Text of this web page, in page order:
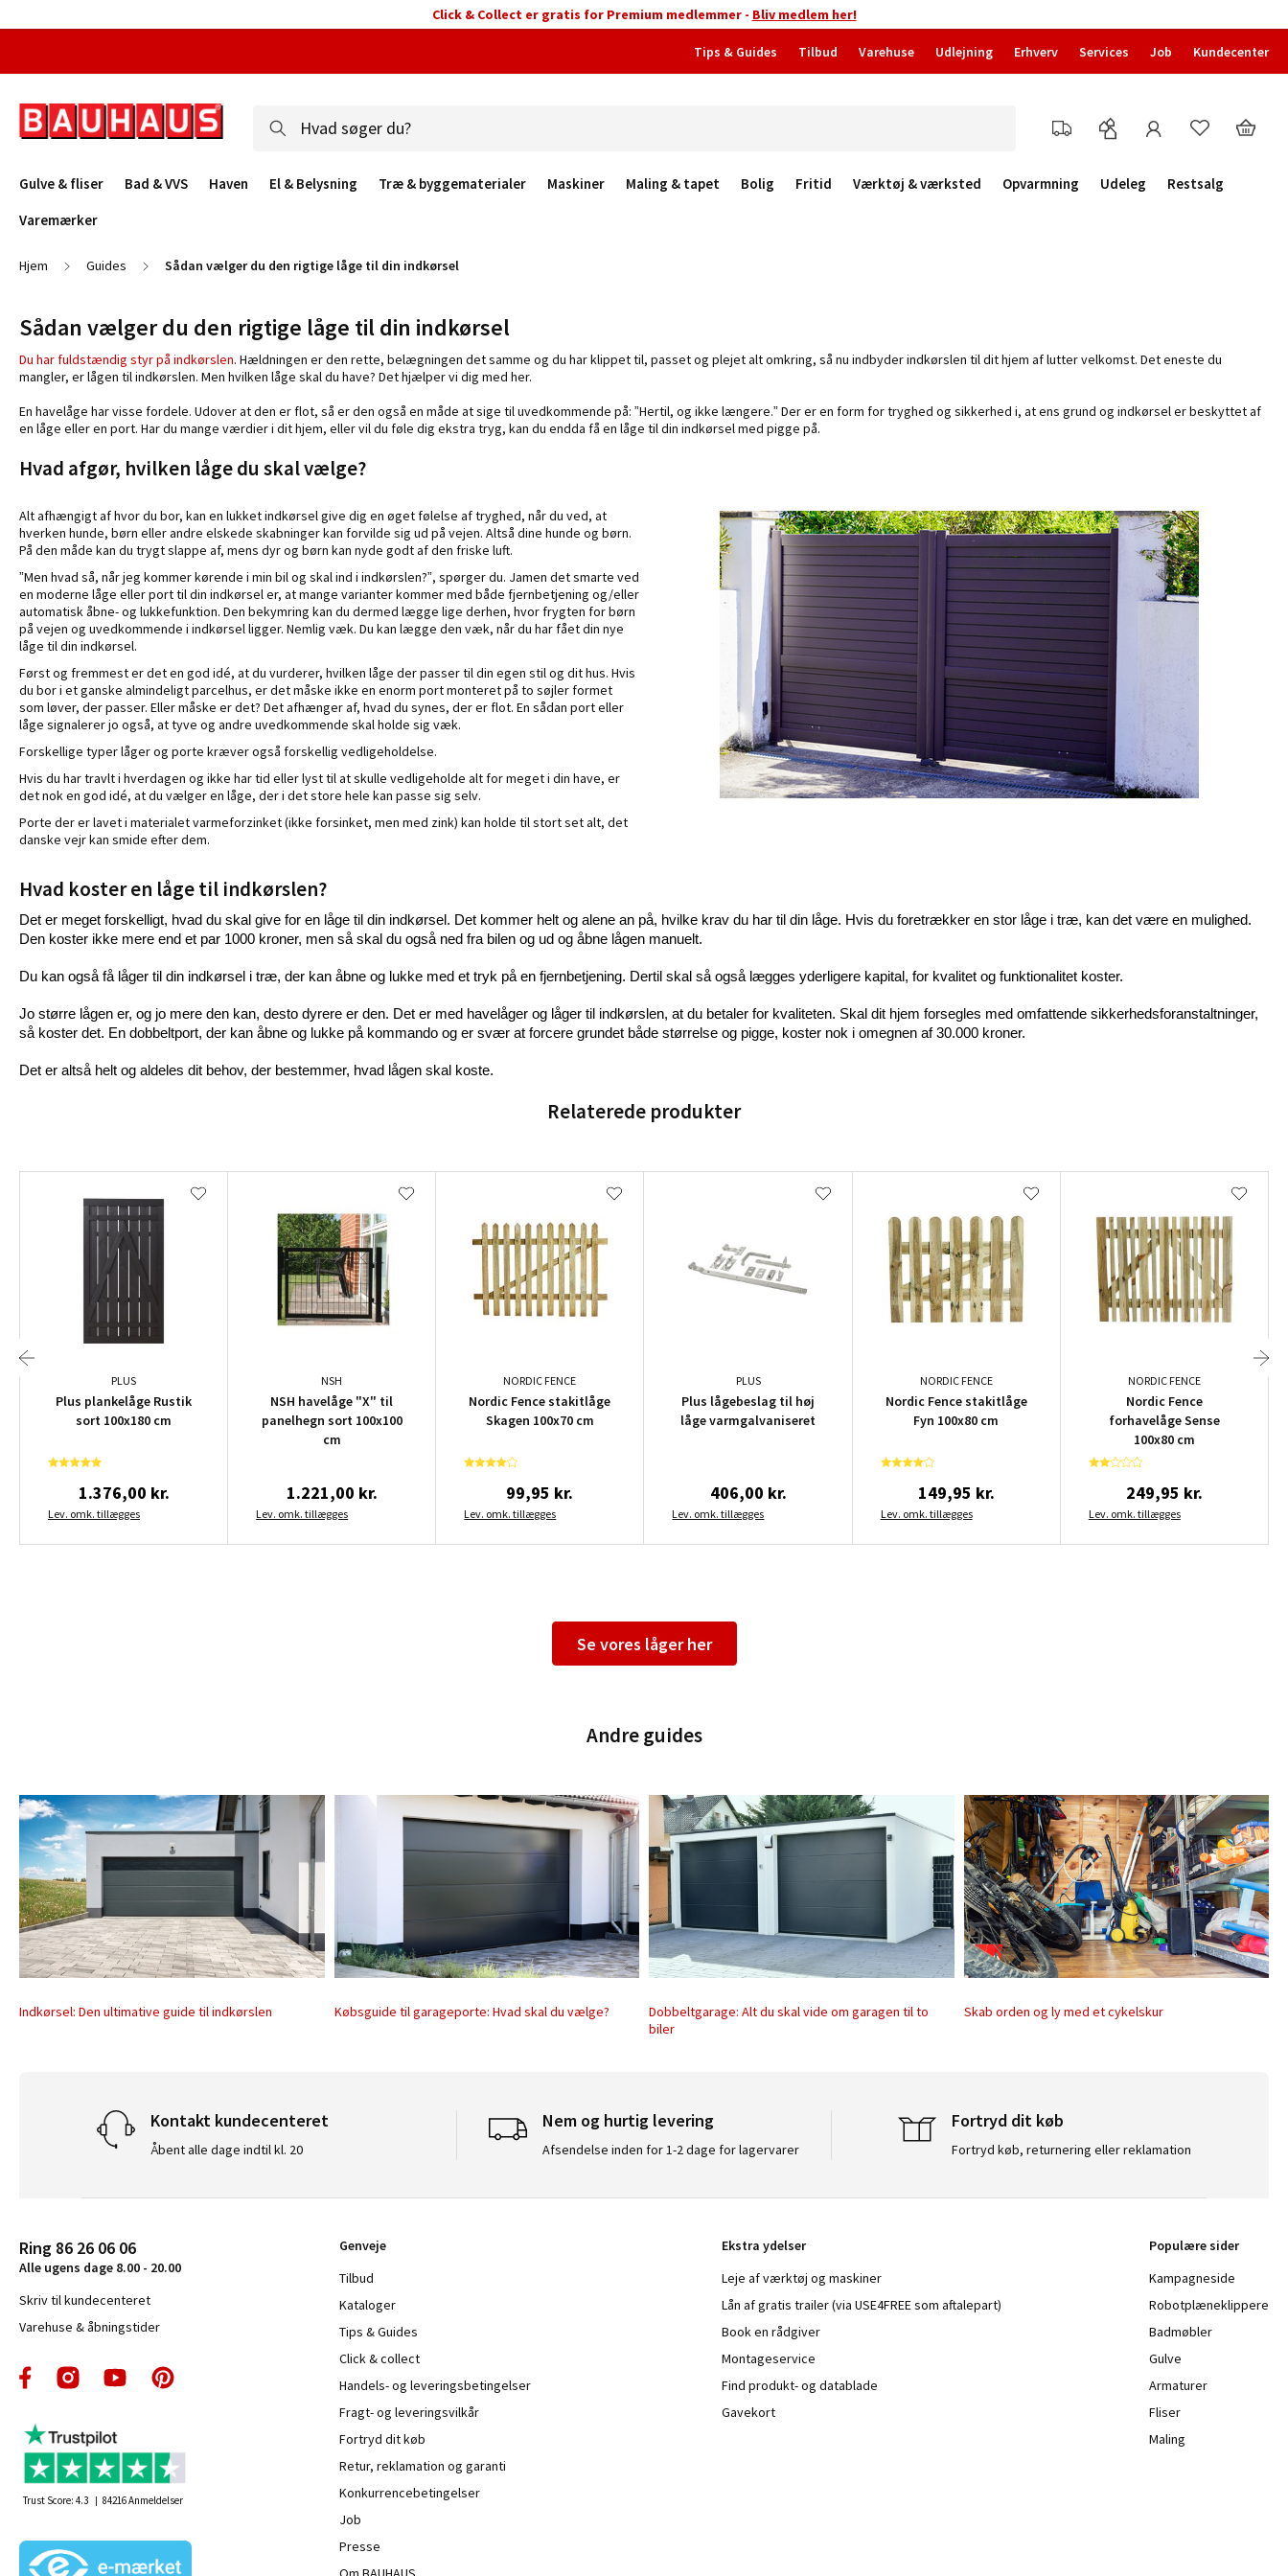
Click & Collect er gratis for Premium medlemmer - Bliv medlem her!
Tips & Guides Tilbud Varehuse Udlejning Erhverv Services Job Kundecenter
Gulve & fliser Bad & VVS Haven El & Belysning Træ & byggematerialer Maskiner Maling & tapet Bolig Fritid Værktøj & værksted Opvarmning Udeleg
Restsalg
Varemærker
Hjem Guides Sådan vælger du den rigtige låge til din indkørsel
Sådan vælger du den rigtige låge til din indkørsel
Du har fuldstændig styr på indkørslen. Hældningen er den rette, belægningen det samme og du har klippet til, passet og plejet alt omkring, så nu indbyder indkørslen til dit hjem af lutter velkomst. Det eneste du
mangler, er lågen til indkørslen. Men hvilken låge skal du have? Det hjælper vi dig med her.
En havelåge har visse fordele. Udover at den er flot, så er den også en måde at sige til uvedkommende på: ”Hertil, og ikke længere.” Der er en form for tryghed og sikkerhed i, at ens grund og indkørsel er beskyttet af
en låge eller en port. Har du mange værdier i dit hjem, eller vil du føle dig ekstra tryg, kan du endda få en låge til din indkørsel med pigge på.
Hvad afgør, hvilken låge du skal vælge?
Alt afhængigt af hvor du bor, kan en lukket indkørsel give dig en øget følelse af tryghed, når du ved, at
hverken hunde, børn eller andre elskede skabninger kan forvilde sig ud på vejen. Altså dine hunde og børn.
På den måde kan du trygt slappe af, mens dyr og børn kan nyde godt af den friske luft.
”Men hvad så, når jeg kommer kørende i min bil og skal ind i indkørslen?”, spørger du. Jamen det smarte ved
en moderne låge eller port til din indkørsel er, at mange varianter kommer med både fjernbetjening og/eller
automatisk åbne- og lukkefunktion. Den bekymring kan du dermed lægge lige derhen, hvor frygten for børn
på vejen og uvedkommende i indkørsel ligger. Nemlig væk. Du kan lægge den væk, når du har fået din nye
låge til din indkørsel.
Først og fremmest er det en god idé, at du vurderer, hvilken låge der passer til din egen stil og dit hus. Hvis
du bor i et ganske almindeligt parcelhus, er det måske ikke en enorm port monteret på to søjler formet
som løver, der passer. Eller måske er det? Det afhænger af, hvad du synes, der er flot. En sådan port eller
låge signalerer jo også, at tyve og andre uvedkommende skal holde sig væk.
Forskellige typer låger og porte kræver også forskellig vedligeholdelse.
Hvis du har travlt i hverdagen og ikke har tid eller lyst til at skulle vedligeholde alt for meget i din have, er
det nok en god idé, at du vælger en låge, der i det store hele kan passe sig selv.
Porte der er lavet i materialet varmeforzinket (ikke forsinket, men med zink) kan holde til stort set alt, det
danske vejr kan smide efter dem.
Hvad koster en låge til indkørslen?
Det er meget forskelligt, hvad du skal give for en låge til din indkørsel. Det kommer helt og alene an på, hvilke krav du har til din låge. Hvis du foretrækker en stor låge i træ, kan det være en mulighed.
Den koster ikke mere end et par 1000 kroner, men så skal du også ned fra bilen og ud og åbne lågen manuelt.
Du kan også få låger til din indkørsel i træ, der kan åbne og lukke med et tryk på en fjernbetjening. Dertil skal så også lægges yderligere kapital, for kvalitet og funktionalitet koster.
Jo større lågen er, og jo mere den kan, desto dyrere er den. Det er med havelåger og låger til indkørslen, at du betaler for kvaliteten. Skal dit hjem forsegles med omfattende sikkerhedsforanstaltninger,
så koster det. En dobbeltport, der kan åbne og lukke på kommando og er svær at forcere grundet både størrelse og pigge, koster nok i omegnen af 30.000 kroner.
Det er altså helt og aldeles dit behov, der bestemmer, hvad lågen skal koste.
Relaterede produkter
PLUS
Plus plankelåge Rustik
sort 100x180 cm
1.376,00 kr.
Lev. omk. tillægges
NSH
NSH havelåge "X" til
panelhegn sort 100x100
cm
1.221,00 kr.
Lev. omk. tillægges
NORDIC FENCE
Nordic Fence stakitlåge
Skagen 100x70 cm
99,95 kr.
Lev. omk. tillægges
PLUS
Plus lågebeslag til høj
låge varmgalvaniseret
406,00 kr.
Lev. omk. tillægges
NORDIC FENCE
Nordic Fence stakitlåge
Fyn 100x80 cm
149,95 kr.
Lev. omk. tillægges
NORDIC FENCE
Nordic Fence
forhavelåge Sense
100x80 cm
249,95 kr.
Lev. omk. tillægges
Se vores låger her
Andre guides
Indkørsel: Den ultimative guide til indkørslen Købsguide til garageporte: Hvad skal du vælge?
Dobbeltgarage: Alt du skal vide om garagen til to
biler
Skab orden og ly med et cykelskur
Kontakt kundecenteret
Åbent alle dage indtil kl. 20
Nem og hurtig levering
Afsendelse inden for 1-2 dage for lagervarer
Fortryd dit køb
Fortryd køb, returnering eller reklamation
Ring 86 26 06 06
Alle ugens dage 8.00 - 20.00
Skriv til kundecenteret
Varehuse & åbningstider
Trust Score: 4.3 84216Anmeldelser
Genveje
Tilbud
Kataloger
Tips & Guides
Click & collect
Handels- og leveringsbetingelser
Fragt- og leveringsvilkår
Fortryd dit køb
Retur, reklamation og garanti
Konkurrencebetingelser
Job
Presse
Ekstra ydelser
Leje af værktøj og maskiner
Lån af gratis trailer (via USE4FREE som aftalepart)
Book en rådgiver
Montageservice
Find produkt- og datablade
Gavekort
Populære sider
Kampagneside
Robotplæneklippere
Badmøbler
Gulve
Armaturer
Fliser
Maling